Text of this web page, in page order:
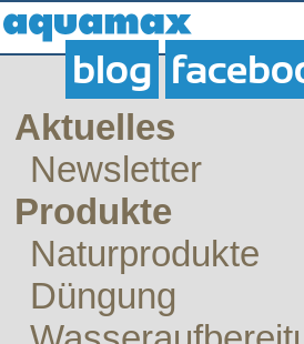
blog
Aktuelles
Newsletter
Produkte
Naturprodukte
Düngung